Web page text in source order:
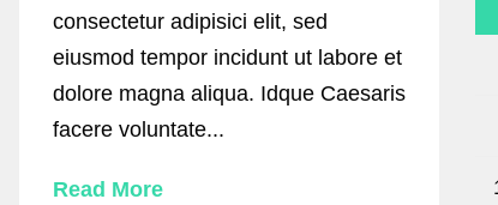
consectetur adipisici elit, sed
eiusmod tempor incidunt ut labore et
dolore magna aliqua. Idque Caesaris
facere voluntate...
Read More